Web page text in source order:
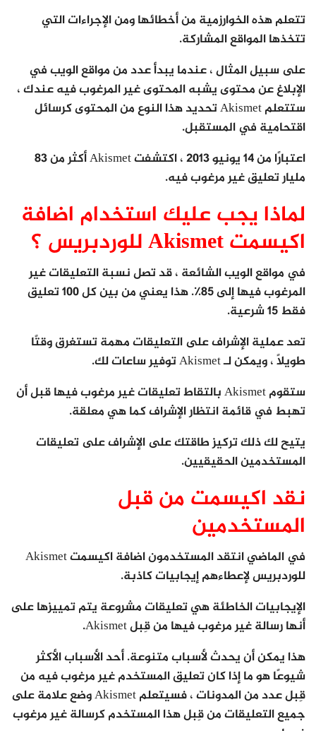
تتعلم هذه الخوارزمية من أخطائها ومن الإجراءات التي
تتخذها المواقع المشاركة.
على سبيل المثال ، عندما يبدأ عدد من مواقع الويب في
الإبلاغ عن محتوى يشبه المحتوى غير المرغوب فيه عندك ،
ستتعلم Akismet تحديد هذا النوع من المحتوى كرسائل
اقتحامية في المستقبل.
اعتبارًا من 14 يونيو 2013 ، اكتشفت Akismet أكثر من 83
مليار تعليق غير مرغوب فيه.
لماذا يجب عليك استخدام اضافة
اكيسمت Akismet للوردبريس ؟
في مواقع الويب الشائعة ، قد تصل نسبة التعليقات غير
المرغوب فيها إلى 85٪. هذا يعني من بين كل 100 تعليق
فقط 15 شرعية.
تعد عملية الإشراف على التعليقات مهمة تستغرق وقتًا
طويلًا ، ويمكن لـ Akismet توفير ساعات لك.
ستقوم Akismet بالتقاط تعليقات غير مرغوب فيها قبل أن
تهبط في قائمة انتظار الإشراف كما هي معلقة.
يتيح لك ذلك تركيز طاقتك على الإشراف على تعليقات
المستخدمين الحقيقيين.
نقد اكيسمت من قبل
المستخدمين
في الماضي انتقد المستخدمون اضافة اكيسمت Akismet
للوردبريس لإعطاءهم إيجابيات كاذبة.
الإيجابيات الخاطئة هي تعليقات مشروعة يتم تمييزها على
أنها رسالة غير مرغوب فيها من قِبل Akismet.
هذا يمكن أن يحدث لأسباب متنوعة. أحد الأسباب الأكثر
شيوعًا هو ما إذا كان تعليق المستخدم غير مرغوب فيه من
قِبل عدد من المدونات ، فسيتعلم Akismet وضع علامة على
جميع التعليقات من قِبل هذا المستخدم كرسالة غير مرغوب